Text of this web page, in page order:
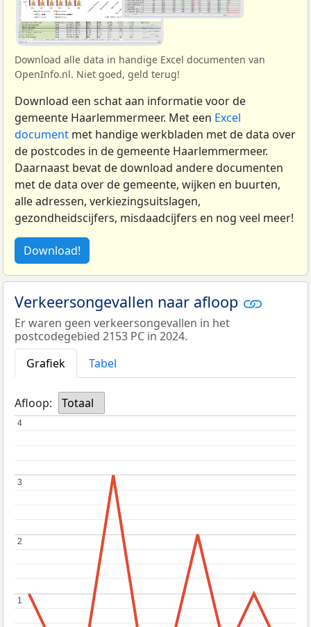
Download alle data in handige Excel documenten van
OpenInfo.nl. Niet goed, geld terug!
Download een schat aan informatie voor de
gemeente Haarlemmermeer. Met een Excel
document met handige werkbladen met de data over
de postcodes in de gemeente Haarlemmermeer.
Daarnaast bevat de download andere documenten
met de data over de gemeente, wijken en buurten,
alle adressen, verkiezingsuitslagen,
gezondheidscijfers, misdaadcijfers en nog veel meer!
Download!
Verkeersongevallen naar afloop
Er waren geen verkeersongevallen in het
postcodegebied 2153 PC in 2024.
Grafiek
Tabel
Afloop: Totaal
1
1
2
2
3
3
4
4